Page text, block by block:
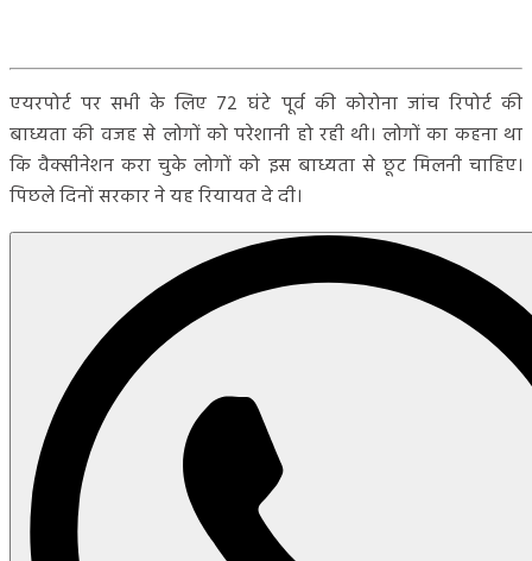
एयरपोर्ट पर सभी के लिए 72 घंटे पूर्व की कोरोना जांच रिपोर्ट की
बाध्यता की वजह से लोगों को परेशानी हो रही थी। लोगों का कहना था
कि वैक्सीनेशन करा चुके लोगों को इस बाध्यता से छूट मिलनी चाहिए।
पिछले दिनों सरकार ने यह रियायत दे दी।